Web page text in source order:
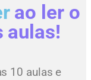
ao ler o
aulas!
10 aulas e